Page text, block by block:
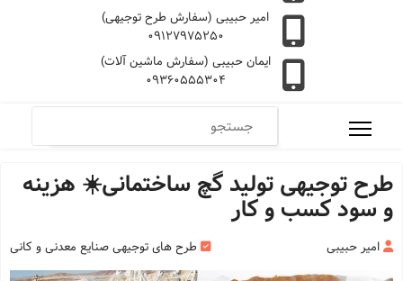
امیر حبیبی (سفارش طرح توجیهی)
09127975250
ایمان حبیبی (سفارش ماشین آلات)
09360555304
طرح توجیهی تولید گچ ساختمانی☀️ هزینه
و سود کسب و کار
امیر حبیبی طرح های توجیهی صنایع معدنی و کانی